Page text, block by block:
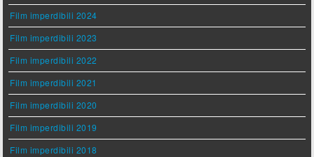
Film imperdibili 2024
Film imperdibili 2023
Film imperdibili 2022
Film imperdibili 2021
Film imperdibili 2020
Film imperdibili 2019
Film imperdibili 2018